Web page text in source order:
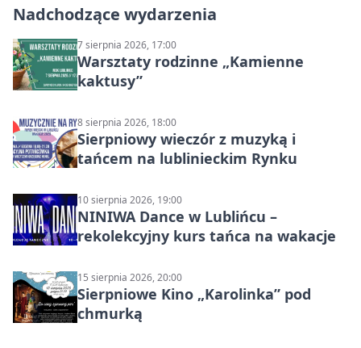
Nadchodzące wydarzenia
7 sierpnia 2026, 17:00
Warsztaty rodzinne „Kamienne
kaktusy”
8 sierpnia 2026, 18:00
Sierpniowy wieczór z muzyką i
tańcem na lublinieckim Rynku
10 sierpnia 2026, 19:00
NINIWA Dance w Lublińcu –
rekolekcyjny kurs tańca na wakacje
15 sierpnia 2026, 20:00
Sierpniowe Kino „Karolinka” pod
chmurką